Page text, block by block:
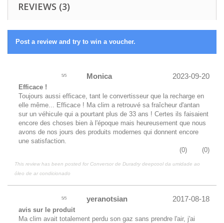
REVIEWS (3)
Post a review and try to win a voucher.
5/5 2023-09-20
Monica
Efficace !
Toujours aussi efficace, tant le convertisseur que la recharge en
elle même... Efficace ! Ma clim a retrouvé sa fraîcheur d'antan
sur un véhicule qui a pourtant plus de 33 ans ! Certes ils faisaient
encore des choses bien à l'époque mais heureusement que nous
avons de nos jours des produits modernes qui donnent encore
une satisfaction.
(0)
(0)
This review has been posted forConversor de Duradry deepcool da umidade ao
óleo de ar condicionado
5/5 2017-08-18
yeranotsian
avis sur le produit
Ma clim avait totalement perdu son gaz sans prendre l'air, j'ai